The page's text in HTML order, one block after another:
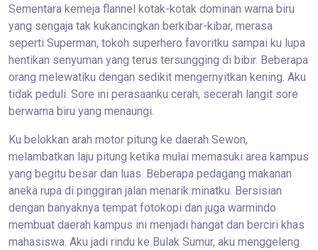
Sementara kemeja flannel kotak-kotak dominan warna biru
yang sengaja tak kukancingkan berkibar-kibar, merasa
seperti Superman, tokoh superhero favoritku sampai ku lupa
hentikan senyuman yang terus tersungging di bibir. Beberapa
orang melewatiku dengan sedikit mengernyitkan kening. Aku
tidak peduli. Sore ini perasaanku cerah, secerah langit sore
berwarna biru yang menaungi.
Ku belokkan arah motor pitung ke daerah Sewon,
melambatkan laju pitung ketika mulai memasuki area kampus
yang begitu besar dan luas. Beberapa pedagang makanan
aneka rupa di pinggiran jalan menarik minatku. Bersisian
dengan banyaknya tempat fotokopi dan juga warmindo
membuat daerah kampus ini menjadi hangat dan berciri khas
mahasiswa. Aku jadi rindu ke Bulak Sumur, aku menggeleng